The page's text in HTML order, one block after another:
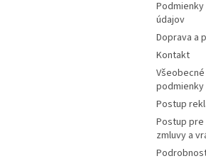
údajov
Doprava a
Kontakt
podmienky
Postup
Postup
zmluvy a